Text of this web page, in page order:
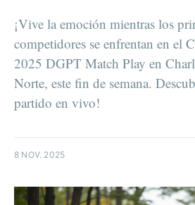
¡Vive la emoción mientras los
competidores se enfrentan en el
2025 DGPT Match Play en
Norte, este fin de semana.
partido en vivo!
8 NOV. 2025